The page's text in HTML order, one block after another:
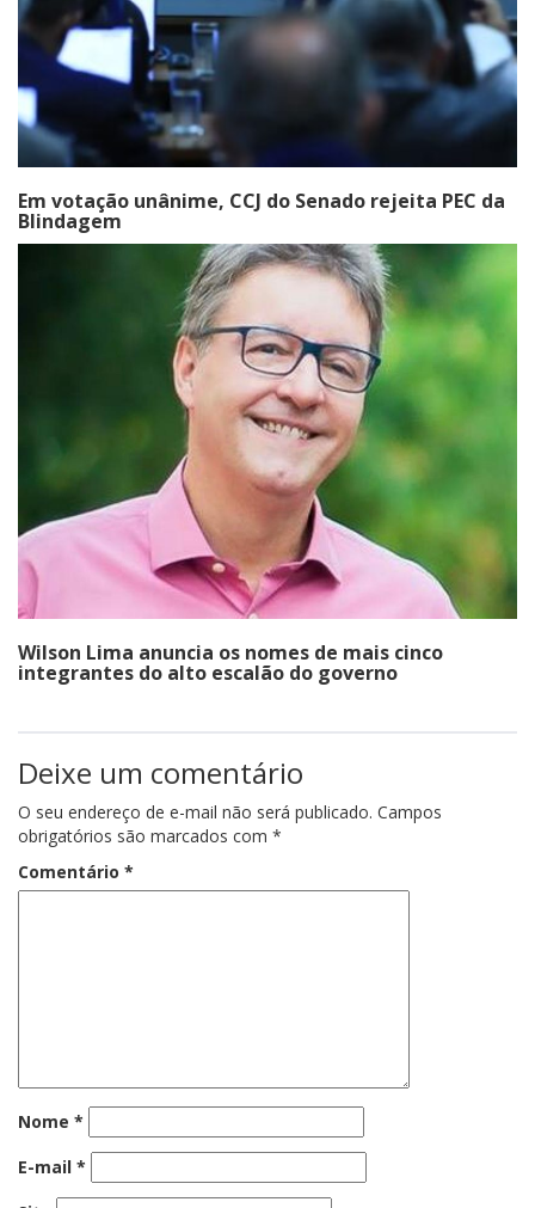
Em votação unânime, CCJ do Senado rejeita PEC da
Blindagem
Wilson Lima anuncia os nomes de mais cinco
integrantes do alto escalão do governo
Deixe um comentário
O seu endereço de e-mail não será publicado. Campos
obrigatórios são marcados com *
Comentário *
Nome *
E-mail *